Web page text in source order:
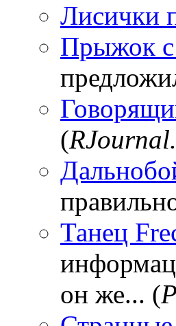
Лисички
Прыжок
(
Танец
он же... (